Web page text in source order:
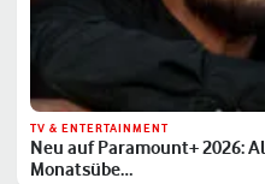
TV & ENTERTAINMENT
Neu auf Paramount+ 2026:
Monatsübe…